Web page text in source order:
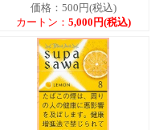
価格：500円(税込)
カートン： 5,000円(税込)